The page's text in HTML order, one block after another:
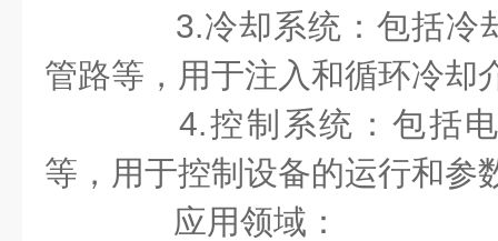
3.冷却系统：包括冷
管路等，用于注入和循环冷却
4.控制系统：包括电
等，用于控制设备的运行和参
应用领域：